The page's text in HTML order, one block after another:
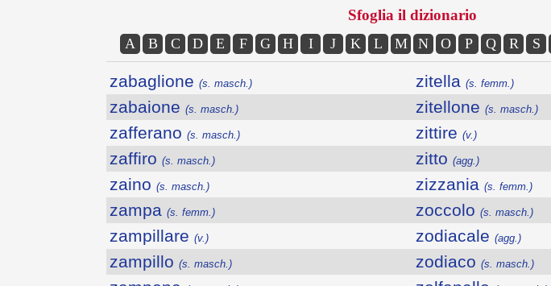
Sfoglia il dizionario
A B C D E F G H I J K L M N O P Q R S
zabaglione (s. masch.) zitella (s. femm.)
zabaione (s. masch.) zitellone (s. masch.)
zafferano (s. masch.) zittire (v.)
zaffiro (s. masch.) zitto (agg.)
zaino (s. masch.) zizzania (s. femm.)
zampa (s. femm.) zoccolo (s. masch.)
zampillare (v.) zodiacale (agg.)
zampillo (s. masch.) zodiaco (s. masch.)